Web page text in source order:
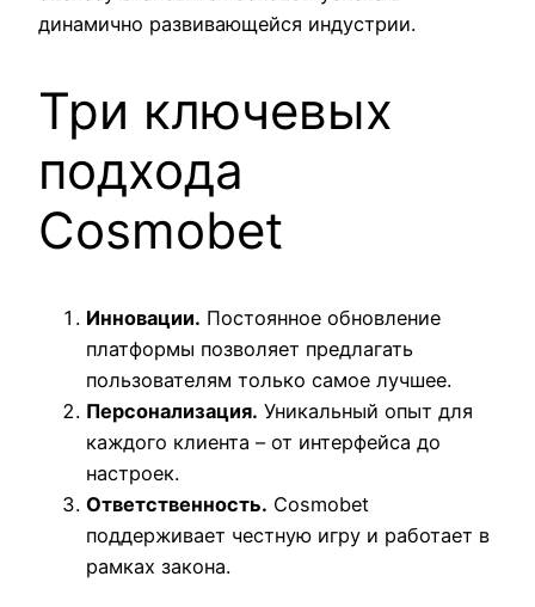
динамично развивающейся индустрии.
Три ключевых
подхода
Cosmobet
Инновации. Постоянное обновление
платформы позволяет предлагать
пользователям только самое лучшее.
Персонализация. Уникальный опыт для
каждого клиента – от интерфейса до
настроек.
Ответственность. Cosmobet
поддерживает честную игру и работает в
рамках закона.